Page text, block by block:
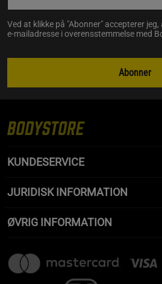
Ved at klikke på "Abonner" accepterer
e-mailadresse i overensstemmelse med
Abonner
KUNDESERVICE
JURIDISK INFORMATION
ØVRIG INFORMATION